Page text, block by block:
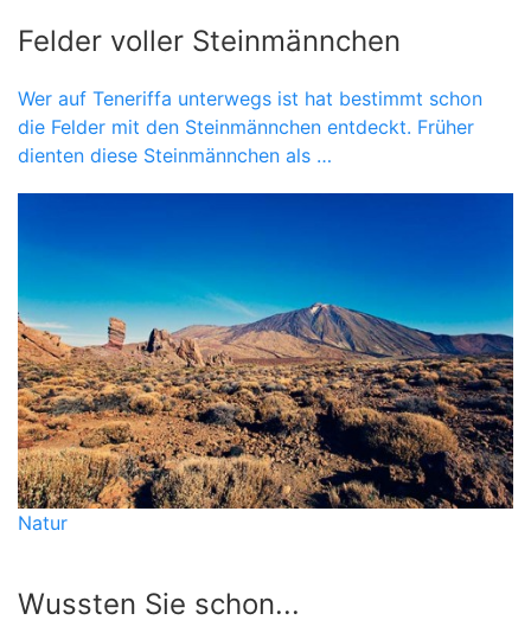
Felder voller Steinmännchen
Wer auf Teneriffa unterwegs ist hat bestimmt schon
die Felder mit den Steinmännchen entdeckt. Früher
dienten diese Steinmännchen als …
Natur
Wussten Sie schon...